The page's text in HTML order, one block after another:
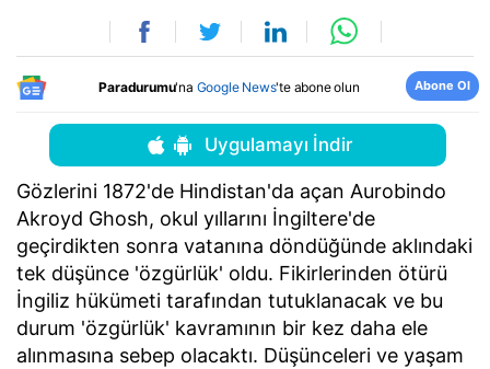
Paradurumu'na Google News'te abone olun Abone Ol
Uygulamayı İndir
Gözlerini 1872'de Hindistan'da açan Aurobindo
Akroyd Ghosh, okul yıllarını İngiltere'de
geçirdikten sonra vatanına döndüğünde aklındaki
tek düşünce 'özgürlük' oldu. Fikirlerinden ötürü
İngiliz hükümeti tarafından tutuklanacak ve bu
durum 'özgürlük' kavramının bir kez daha ele
alınmasına sebep olacaktı. Düşünceleri ve yaşam